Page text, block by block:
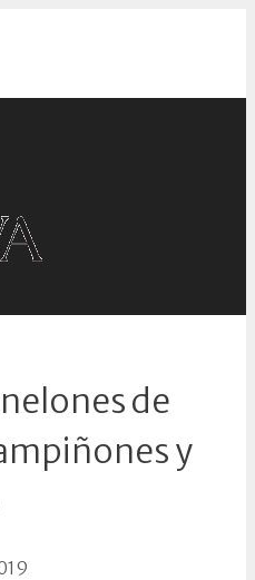
de
y